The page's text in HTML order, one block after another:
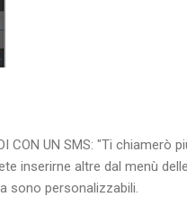
UN SMS: "Ti chiamerò
inserirne altre dal menù
sono personalizzabili.